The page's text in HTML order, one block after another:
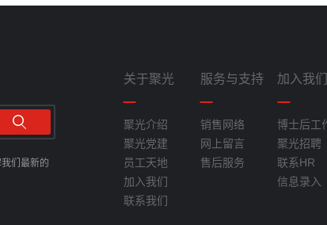
们最新的
关于聚光
聚光介绍
聚光党建
员工天地
加入我们
联系我们
服务与支持
销售网络
网上留言
售后服务
加入我们
博士后工
聚光招聘
联系HR
信息录入